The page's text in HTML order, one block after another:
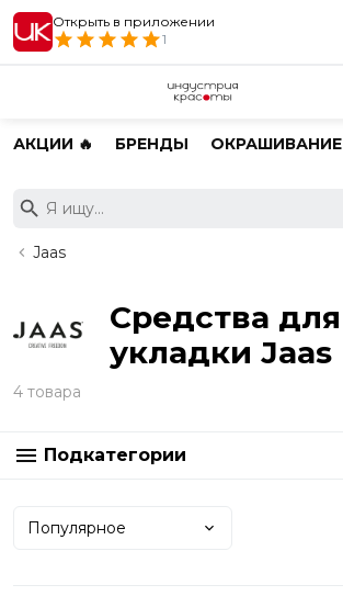
Открыть в приложении
1
АКЦИИ 🔥 БРЕНДЫ ОКРАШИВАНИЕ
Jaas
Средства для
укладки Jaas
4 товара
Подкатегории
Популярное